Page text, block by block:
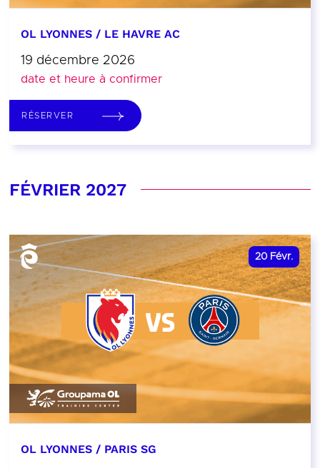
OL LYONNES / LE HAVRE AC
19 décembre 2026
date et heure à confirmer
RÉSERVER
FÉVRIER 2027
20 Févr.
OL LYONNES / PARIS SG